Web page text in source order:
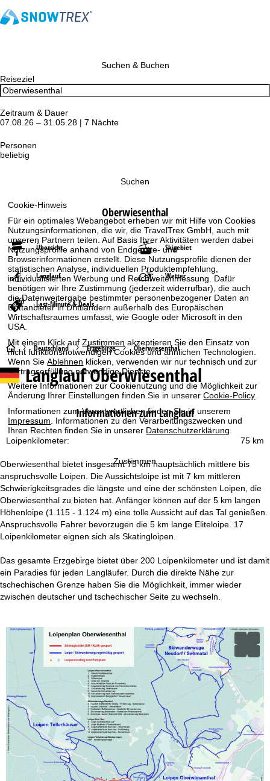
Cookie-Hinweis
Für ein optimales Webangebot erheben wir mit Hilfe von Cookies
Nutzungsinformationen, die wir, die TravelTrex GmbH, auch mit
unseren Partnern teilen. Auf Basis Ihrer Aktivitäten werden dabei
Nutzungsprofile anhand von Endgeräte- und
Browserinformationen erstellt. Diese Nutzungsprofile dienen der
statistischen Analyse, individuellen Produktempfehlung,
individualisierten Werbung und Reichweitenmessung. Dafür
benötigen wir Ihre Zustimmung (jederzeit widerrufbar), die auch
die Datenweitergabe bestimmter personenbezogener Daten an
Drittanbieter in Drittländern außerhalb des Europäischen
Wirtschaftsraumes umfasst, wie Google oder Microsoft in den
USA.
Mit einem Klick aufZustimmen akzeptieren Sie den Einsatz von
nicht funktionsnotwendigen Cookies und ähnlichen Technologien.
Wenn SieAblehnen klicken, verwenden wir nur technisch und zur
Vertragserfüllung notwendige Dienste.
Weitere Informationen zur Cookienutzung und die Möglichkeit zur
Änderung Ihrer Einstellungen finden Sie in unsererCookie-Policy.
Informationen zum Verantwortlichen finden Sie in unserem
Impressum. Informationen zu den Verarbeitungszwecken und
Ihren Rechten finden Sie in unserer Datenschutzerklärung.
Zustimmen
Suchen & Buchen
Reiseziel
Zeitraum & Dauer
07.08.26 – 31.05.28 | 7 Nächte
Personen
beliebig
Suchen
Oberwiesenthal
Übersicht Skigebiet
Langlauf Wetter
Last-Minute & Deals
S
t
a
r
t
e
Deutschland Erzgebirge Oberwiesenthal
Langlauf Oberwiesenthal
Informationen zum Langlauf
75 km
Loipenkilometer:
Oberwiesenthal bietet insgesamt 75 km hauptsächlich mittlere bis
anspruchsvolle Loipen. Die Aussichtsloipe ist mit 7 km mittleren
Schwierigkeitsgrades die längste und eine der schönsten Loipen, die
Oberwiesenthal zu bieten hat. Anfänger können auf der 5 km langen
Höhenloipe (1.115 - 1.124 m) eine tolle Aussicht auf das Tal genießen.
Anspruchsvolle Fahrer bevorzugen die 5 km lange Eliteloipe. 17
Loipenkilometer eignen sich als Skatingloipen.
Das gesamte Erzgebirge bietet über 200 Loipenkilometer und ist damit
ein Paradies für jeden Langläufer. Durch die direkte Nähe zur
tschechischen Grenze haben Sie die Möglichkeit, immer wieder
zwischen deutscher und tschechischer Seite zu wechseln.